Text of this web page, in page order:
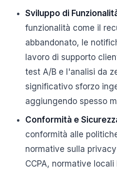
Sviluppo di
funzionalità come il
abbandonato, le
lavoro di supporto
test A/B e l'analisi da
significativo sforzo
aggiungendo spesso
Conformità e
conformità alle
normative sulla
CCPA, normative locali